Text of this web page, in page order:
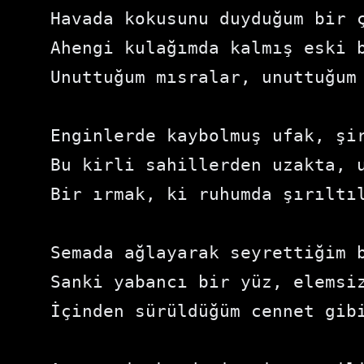
Havada kokusunu duyduğum
Ahengi kulağımda kalmış
Unuttuğum mısralar,
Enginlerde kaybolmuş ufak,
Bu kirli sahillerden uzakta,
Bir ırmak, ki ruhumda
Semada ağlayarak
Sanki yabancı bir yüz,
İçinden sürüldüğüm cennet